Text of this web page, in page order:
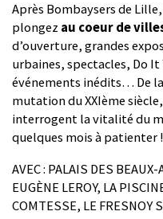
Après Bombaysers de
plongez au coeur de
d’ouverture, grandes
urbaines, spectacles, Do
événements inédits… De
mutation du XXIème
interrogent la vitalité du
quelques mois à patienter !
AVEC : PALAIS DES
EUGÈNE LEROY, LA
COMTESSE, LE FRESNOY